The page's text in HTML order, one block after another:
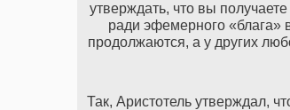
утверждать, что вы
ради эфемерного «блага»
продолжаются, а у других
Так, Аристотель утверждал,